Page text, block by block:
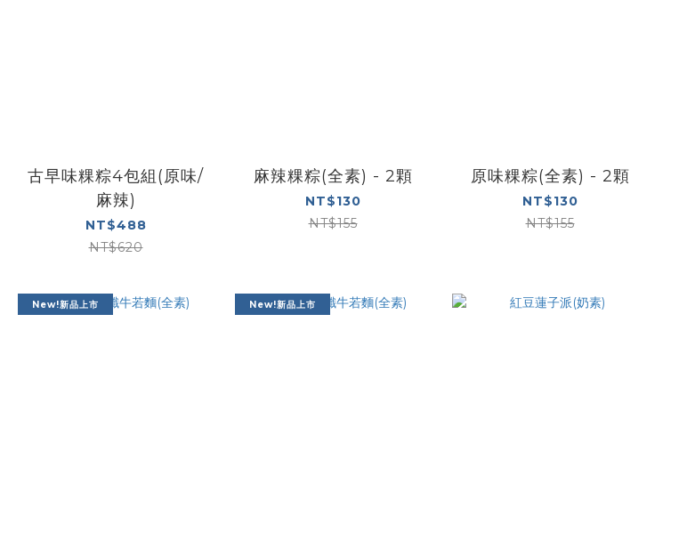
古早味粿粽4包組(原味/
麻辣)
NT$488
NT$620
麻辣粿粽(全素) - 2顆
NT$130
NT$155
原味粿粽(全素) - 2顆
NT$130
NT$155
New!新品上市 New!新品上市